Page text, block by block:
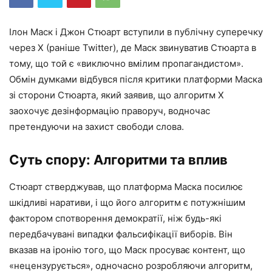
Ілон Маск і Джон Стюарт вступили в публічну суперечку
через X (раніше Twitter), де Маск звинуватив Стюарта в
тому, що той є «виключно вмілим пропагандистом».
Обмін думками відбувся після критики платформи Маска
зі сторони Стюарта, який заявив, що алгоритм X
заохочує дезінформацію праворуч, водночас
претендуючи на захист свободи слова.
Суть спору: Алгоритми та вплив
Стюарт стверджував, що платформа Маска посилює
шкідливі наративи, і що його алгоритм є потужнішим
фактором спотворення демократії, ніж будь-які
передбачувані випадки фальсифікації виборів. Він
вказав на іронію того, що Маск просуває контент, що
«нецензурується», одночасно розробляючи алгоритм,